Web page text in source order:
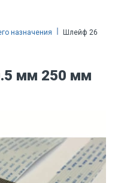
назначения
Шлейф 26
мм 250 мм